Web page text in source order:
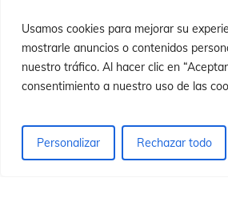
Usamos cookies para mejorar su
mostrarle anuncios o contenidos
nuestro tráfico. Al hacer clic en
consentimiento a nuestro uso de las
Personalizar Rechazar todo